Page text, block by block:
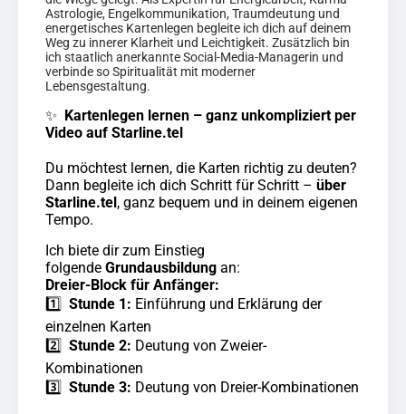
Astrologie, Engelkommunikation, Traumdeutung und
energetisches Kartenlegen begleite ich dich auf deinem
Weg zu innerer Klarheit und Leichtigkeit. Zusätzlich bin
ich staatlich anerkannte Social-Media-Managerin und
verbinde so Spiritualität mit moderner
Lebensgestaltung.
✨ Kartenlegen lernen – ganz unkompliziert per
Video auf Starline.tel
Du möchtest lernen, die Karten richtig zu deuten?
Dann begleite ich dich Schritt für Schritt – über
Starline.tel, ganz bequem und in deinem eigenen
Tempo.
Ich biete dir zum Einstieg
folgende Grundausbildung an:
Dreier-Block für Anfänger:
1️⃣ Stunde 1: Einführung und Erklärung der
einzelnen Karten
2️⃣ Stunde 2: Deutung von Zweier-
Kombinationen
3️⃣ Stunde 3: Deutung von Dreier-Kombinationen